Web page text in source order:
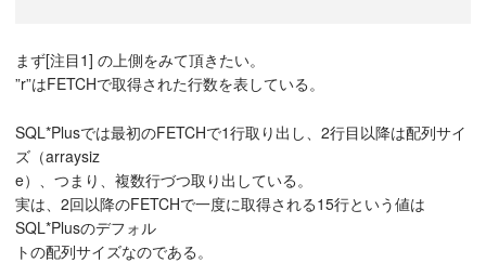
まず[注目1] の上側をみて頂きたい。
”r”はFETCHで取得された行数を表している。
SQL*Plusでは最初のFETCHで1行取り出し、2行目以降は配列サイ
ズ（arraysiz
e）、つまり、複数行づつ取り出している。
実は、2回以降のFETCHで一度に取得される15行という値は
SQL*Plusのデフォル
トの配列サイズなのである。